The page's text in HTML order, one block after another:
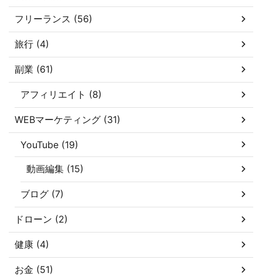
フリーランス (56)
旅行 (4)
副業 (61)
アフィリエイト (8)
WEBマーケティング (31)
YouTube (19)
動画編集 (15)
ブログ (7)
ドローン (2)
健康 (4)
お金 (51)